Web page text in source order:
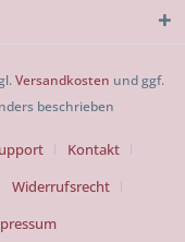
Versandkosten und ggf.
beschrieben
Kontakt
Widerrufsrecht